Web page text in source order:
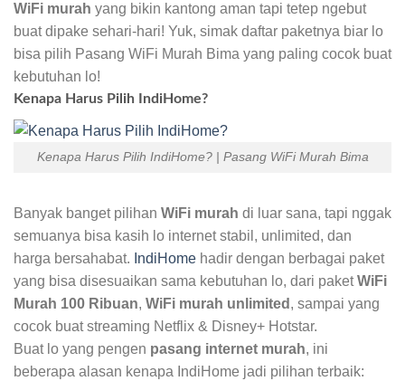
WiFi murah yang bikin kantong aman tapi tetep ngebut
buat dipake sehari-hari! Yuk, simak daftar paketnya biar lo
bisa pilih Pasang WiFi Murah Bima yang paling cocok buat
kebutuhan lo!
Kenapa Harus Pilih IndiHome?
Kenapa Harus Pilih IndiHome? | Pasang WiFi Murah Bima
Banyak banget pilihan WiFi murah di luar sana, tapi nggak
semuanya bisa kasih lo internet stabil, unlimited, dan
harga bersahabat. IndiHome hadir dengan berbagai paket
yang bisa disesuaikan sama kebutuhan lo, dari paketWiFi
Murah 100 Ribuan, WiFi murah unlimited , sampai yang
cocok buat streaming Netflix & Disney+ Hotstar.
Buat lo yang pengen pasang internet murah, ini
beberapa alasan kenapa IndiHome jadi pilihan terbaik: